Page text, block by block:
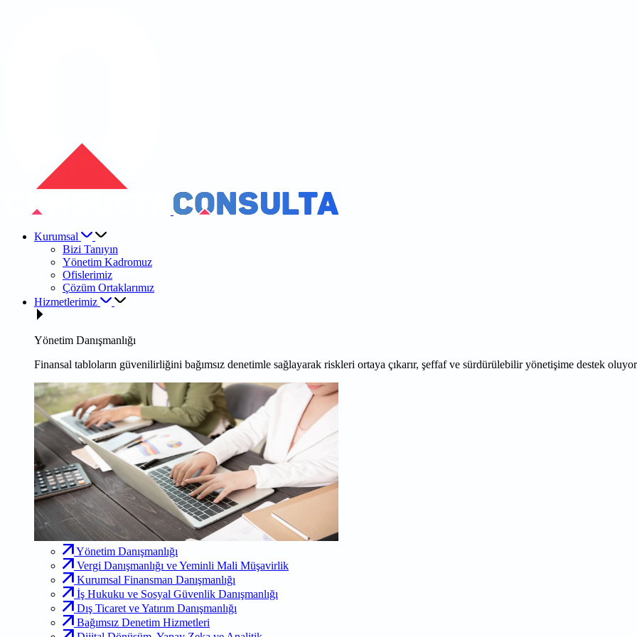
Kurumsal
Bizi Tanıyın
Yönetim Kadromuz
Ofislerimiz
Çözüm Ortaklarımız
Hizmetlerimiz
Yönetim Danışmanlığı
Finansal tabloların güvenilirliğini bağımsız denetimle sağlayarak riskleri ortaya çıkarır, şeffaf ve sürdürülebilir yönetişime destek
Yönetim Danışmanlığı
Vergi Danışmanlığı ve Yeminli Mali Müşavirlik
Kurumsal Finansman Danışmanlığı
İş Hukuku ve Sosyal Güvenlik Danışmanlığı
Dış Ticaret ve Yatırım Danışmanlığı
Bağımsız Denetim Hizmetleri